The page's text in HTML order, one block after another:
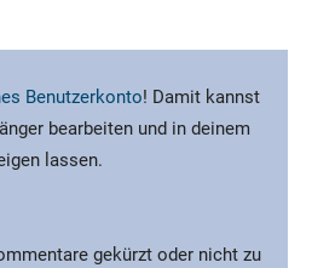
Benutzerkonto! Damit kannst
bearbeiten und in deinem
lassen.
gekürzt oder nicht zu